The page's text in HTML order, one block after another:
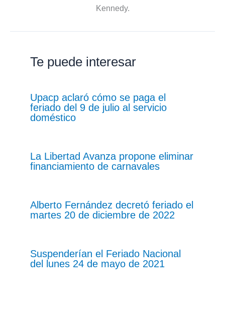
Kennedy.
Te puede interesar
Upacp aclaró cómo se paga el
feriado del 9 de julio al servicio
doméstico
La Libertad Avanza propone eliminar
financiamiento de carnavales
Alberto Fernández decretó feriado el
martes 20 de diciembre de 2022
Suspenderían el Feriado Nacional
del lunes 24 de mayo de 2021